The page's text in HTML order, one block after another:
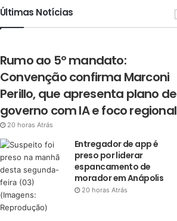
Últimas Notícias
Rumo ao 5º mandato:
Convenção confirma Marconi
Perillo, que apresenta plano de
governo com IA e foco regional
20 horas Atrás
Entregador de app é
preso por liderar
espancamento de
morador em Anápolis
20 horas Atrás